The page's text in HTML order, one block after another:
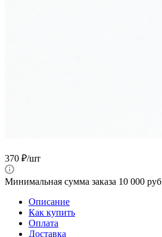
370 ₽/шт
Минимальная сумма заказа 10 000
Описание
Как купить
Оплата
Доставка